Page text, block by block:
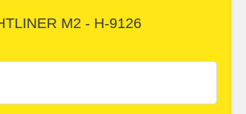
M2 - H-9126